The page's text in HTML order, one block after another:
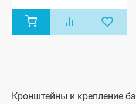
Приора-2
Кронштейны и крепление